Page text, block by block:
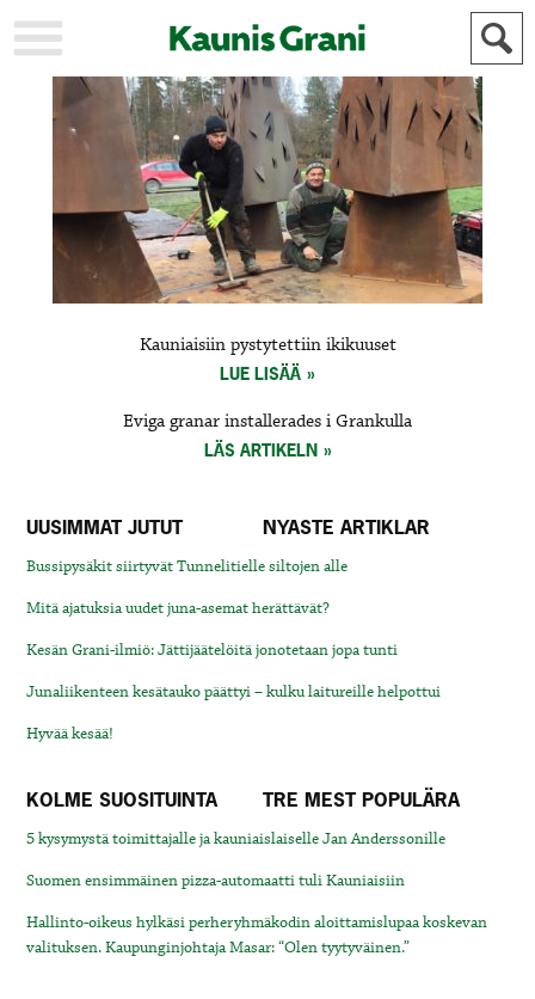
KAUPUNKI
STADEN
AJANKOHTAISTA
AKTUELLT
IDROTT
KULTTUURI
KULTUR
HISTORIA
HISTORIA
YLEINEN
ALLMÄN
MAINOSTAJILLE
ANNONSÖRER
Kauniaisiin pystytettiin ikikuuset
LUE LISÄÄ
Eviga granar installerades i Grankulla
LÄS ARTIKELN
UUSIMMAT JUTUT NYASTE ARTIKLAR
Bussipysäkit siirtyvät Tunnelitielle siltojen alle
Mitä ajatuksia uudet juna-asemat herättävät?
Kesän Grani-ilmiö: Jättijäätelöitä jonotetaan jopa tunti
Junaliikenteen kesätauko päättyi – kulku laitureille helpottui
Hyvää kesää!
KOLME SUOSITUINTA TRE MEST POPULÄRA
5 kysymystä toimittajalle ja kauniaislaiselle Jan Anderssonille
Suomen ensimmäinen pizza-automaatti tuli Kauniaisiin
Hallinto-oikeus hylkäsi perheryhmäkodin aloittamislupaa koskevan
valituksen. Kaupunginjohtaja Masar: “Olen tyytyväinen.”